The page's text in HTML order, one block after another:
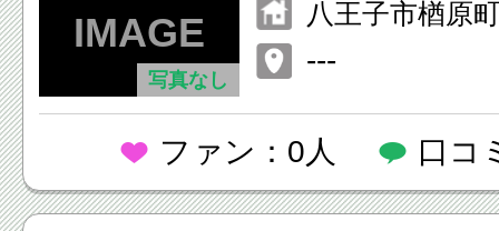
写真なし
八王子市楢原
---
ファン：0人 口コ